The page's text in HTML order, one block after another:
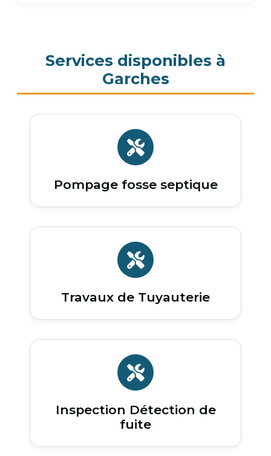
Services disponibles à
Garches
Pompage fosse septique
Travaux de Tuyauterie
Inspection Détection de
fuite